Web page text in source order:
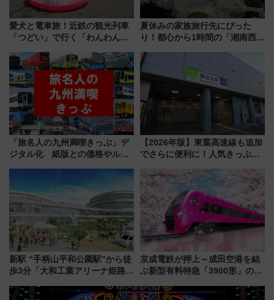
愛犬と電車旅！近鉄の観光列車
「つどい」で行く「わんわん列
める日帰りツアー
夏休みの家族旅行先にぴった
り！都心から1時間の「湘南西エ
島とは異なる魅力を持つ今夏の
注目スポット
「旅名人の九州満喫きっぷ」デ
ジタル化 紙版との価格やルー
【2026年版】東葉高速線も追加
でさらに便利に！人気きっぷ
今年も発売 秋・早春に千葉県を
巡るなら使い勝手・コスパ抜群
新駅 “手柄山平和公園駅”から徒
歩3分「大和工業アリーナ姫路」
大相撲巡業など 豪華イベントと
京成電鉄が押上～成田空港を結
ぶ新型有料特急「3900形」のコ
募集も実施